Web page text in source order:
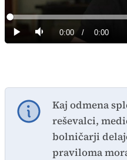
PredvajajTiho Current
0:00 / Duration
0:00
Loaded:
0%
Kaj odmena
reševalci,
bolničarji
praviloma